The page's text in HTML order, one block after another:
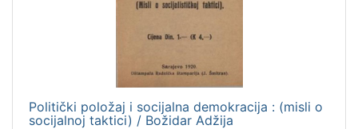
Politički položaj i socijalna demokracija : (misli o
socijalnoj taktici) / Božidar Adžija